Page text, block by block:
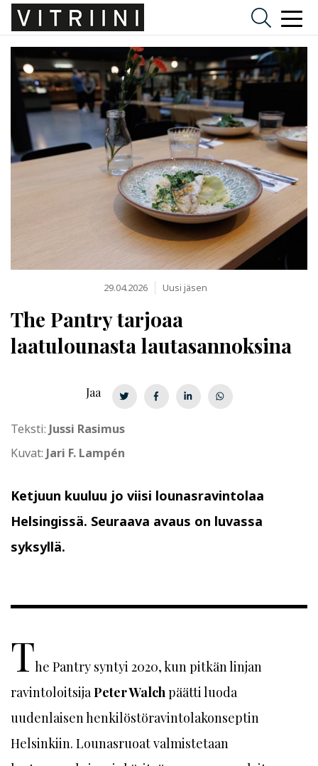
29.04.2026 Uusi jäsen
The Pantry tarjoaa
laatulounasta lautasannoksina
Teksti: Jussi Rasimus
Kuvat: Jari F. Lampén
Ketjuun kuuluu jo viisi lounasravintolaa
Helsingissä. Seuraava avaus on luvassa
syksyllä.
Jaa
The Pantry syntyi 2020, kun pitkän linjan
ravintoloitsija Peter Walch päätti luoda
uudenlaisen henkilöstöravintolakonseptin
Helsinkiin. Lounasruoat valmistetaan